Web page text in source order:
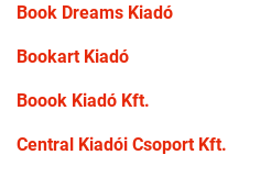
Book Dreams Kiadó
Bookart Kiadó
Boook Kiadó Kft.
Central Kiadói Csoport Kft.